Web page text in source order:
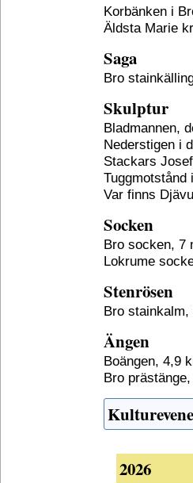
Korbänken i
Äldsta Marie
Saga
Bro
Skulptur
Bladmannen,
Nederstigen i
Stackars
Tuggmotstånd
Var finns
Socken
Bro socken, 7
Lokrume
Stenrösen
Bro stainkalm,
Ängen
Boängen, 4,9
Bro
2026